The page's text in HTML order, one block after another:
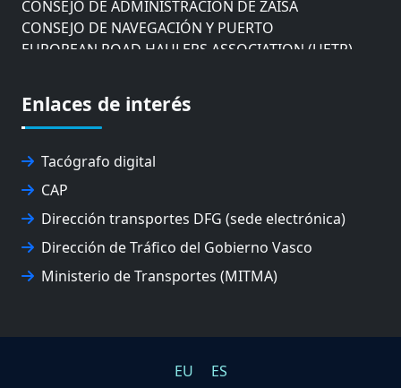
CONSEJO DE NAVEGACIÓN Y PUERTO
EUROPEAN ROAD HAULERS ASSOCIATION (UETR)
FEVATRANS (FEDERACIÓN VASCA DE TRANSPORTES)
FITRANS
GIZLOGA
JUNTA ARBITRAL DEL TRANSPORTE DE GIPUZKOA
MONDRAGÓN UNIBERTSITATEA
UPV/EHU
Enlaces de interés
Tacógrafo digital
CAP
Dirección transportes DFG (sede electrónica)
Dirección de Tráfico del Gobierno Vasco
Ministerio de Transportes (MITMA)
EU ES